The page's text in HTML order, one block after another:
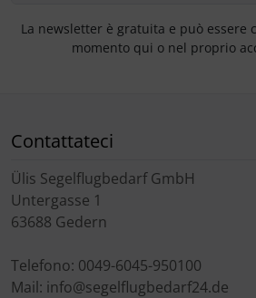
La newsletter è gratuita e può essere
momento qui o nel proprio
Contattateci
Ülis Segelflugbedarf GmbH
Untergasse 1
63688 Gedern
Telefono: 0049-6045-950100
Mail: info@segelflugbedarf24.de